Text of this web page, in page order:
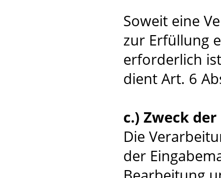
Soweit eine
zur Erfüllung
erforderlich
dient Art. 6
c.) Zweck
Die
der